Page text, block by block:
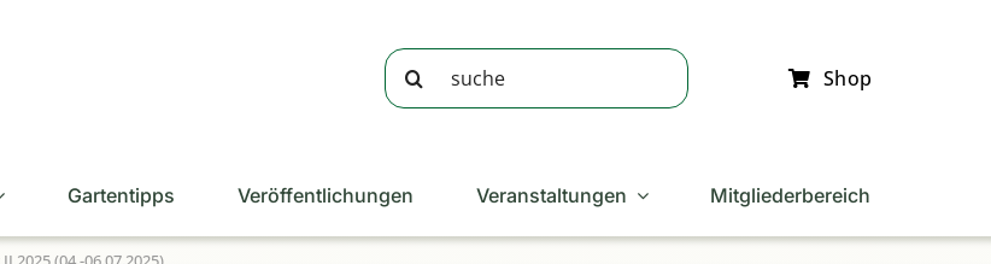
Suche
nach:
Shop
Gartentipps Veröffentlichungen Veranstaltungen Mitgliederbereich